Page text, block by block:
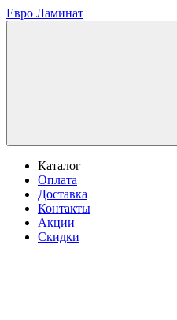
Евро Ламинат
Каталог
Оплата
Доставка
Контакты
Акции
Скидки